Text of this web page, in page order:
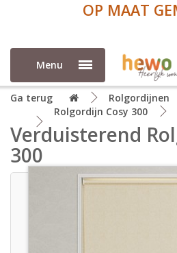
OP MAAT
Menu
Ga terug Rolgordijnen
Rolgordijn Cosy 300
Verduisterend
300